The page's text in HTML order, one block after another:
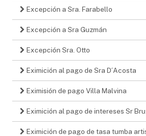
Excepción a Sra. Farabello
Excepción a Sra Guzmán
Excepción Sra. Otto
Eximición al pago de Sra D´Acosta
Eximisión de pago Villa Malvina
Eximición al pago de intereses Sr
Eximición de pago de tasa tumba